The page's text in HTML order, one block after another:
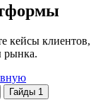
кейсы клиентов,
рынка.
Гайды 1